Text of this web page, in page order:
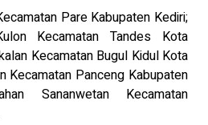
Pare Kabupaten Kediri;
Kecamatan Tandes Kota
Kecamatan Bugul Kidul Kota
Kecamatan Panceng Kabupaten
Sananwetan Kecamatan